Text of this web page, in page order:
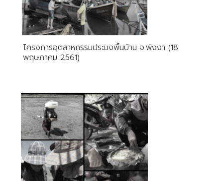
โครงการอุตสาหกรรมประมงพื้นบ้าน จ.พังงา (18
พฤษภาคม 2561)